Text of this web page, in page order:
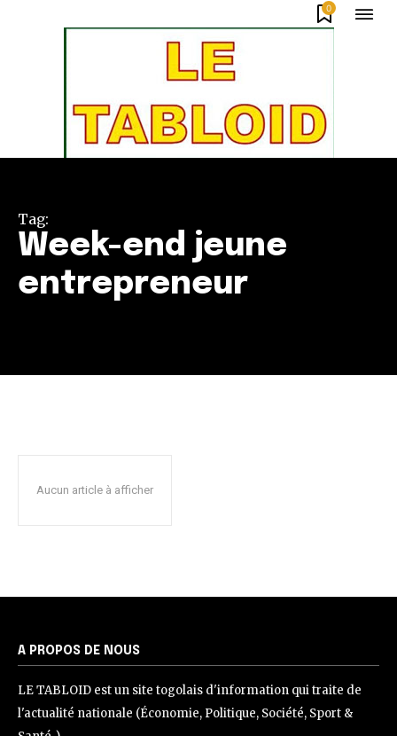
0
Tag:
Week-end jeune
entrepreneur
Aucun article à afficher
A PROPOS DE NOUS
LE TABLOID est un site togolais d'information qui traite de
l'actualité nationale (Économie, Politique, Société, Sport &